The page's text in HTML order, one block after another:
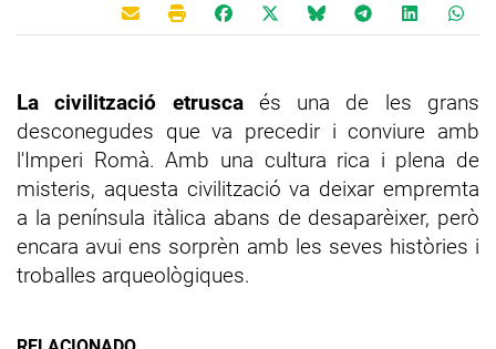
La civilització etruscaés una de les grans
desconegudes que va precedir i conviure amb
l'Imperi Romà. Amb una cultura rica i plena de
misteris, aquesta civilització va deixar empremta
a la península itàlica abans de desaparèixer, però
encara avui ens sorprèn amb les seves històries i
troballes arqueològiques.